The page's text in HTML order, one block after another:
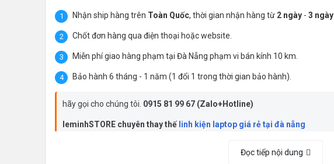
Nhận ship hàng trên Toàn Quốc, thời gian nhận hàng từ 2 ngày - 3 ngày
Chốt đơn hàng qua điện thoại hoặc website.
Miễn phí giao hàng phạm tại Đà Nẵng phạm vi bán kính 10 km.
Bảo hành 6 tháng - 1 năm (1 đổi 1 trong thời gian bảo hành).
hãy gọi cho chúng tôi. 0915 81 99 67 (Zalo+Hotline)
leminhSTORE chuyên thay thế linh kiện laptop giá rẻ tại đà nẵng
Đ/C: laptop leminhSTORE 246A Phạm Cự Lượng, TP Đà Nẵng - Hotline
Đọc tiếp nội dung